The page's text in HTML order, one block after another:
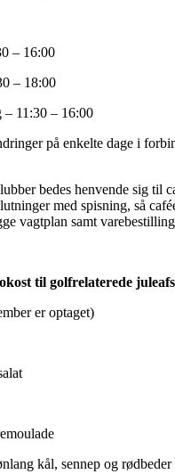
– 16:00
– 18:00
– 11:30 – 16:00
på enkelte dage i
bedes henvende sig til
med spisning, så
vagtplan samt
til golfrelaterede
er optaget)
kål, sennep og rødbeder